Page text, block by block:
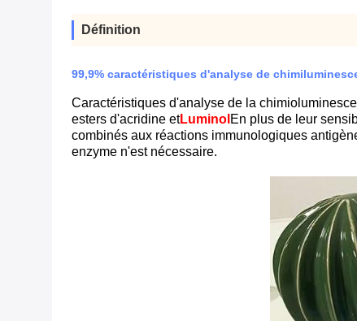
Définition
99,9% caractéristiques d'analyse de
Caractéristiques d'analyse de la
esters d'acridine etLuminol En plus de leur
combinés aux réactions immunologiques
enzyme n'est nécessaire.